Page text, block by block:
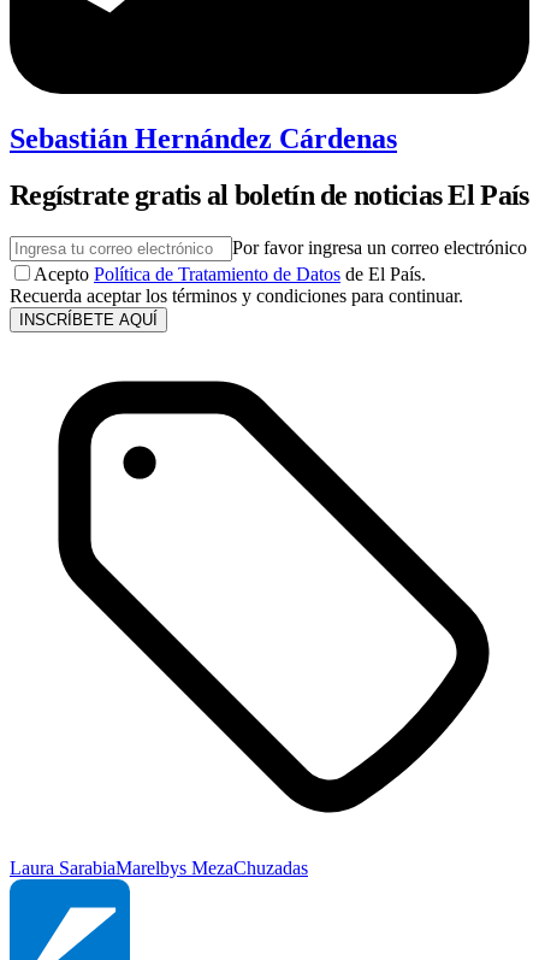
Sebastián Hernández Cárdenas
Regístrate gratis al boletín de noticias El País
Por favor ingresa un correo electrónico
Acepto Política de Tratamiento de Datos de El País.
Recuerda aceptar los términos y condiciones para continuar.
INSCRÍBETE AQUÍ
Laura SarabiaMarelbys MezaChuzadas